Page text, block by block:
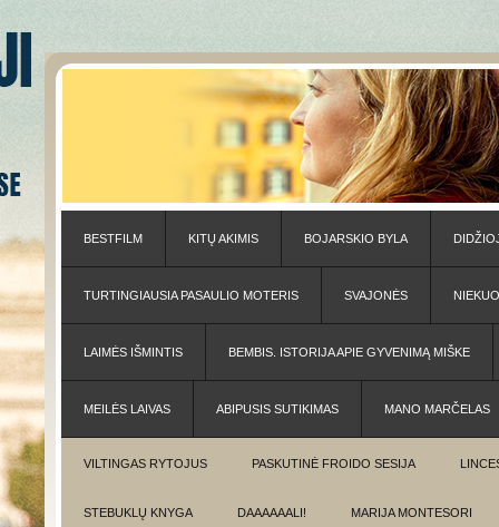
BESTFILM KITŲ AKIMIS BOJARSKIO BYLA
TURTINGIAUSIA PASAULIO MOTERIS SVAJONĖS
LAIMĖS IŠMINTIS BEMBIS. ISTORIJA APIE GYVENIMĄ MIŠKE
MEILĖS LAIVAS ABIPUSIS SUTIKIMAS MANO MARČELAS
VILTINGAS RYTOJUS PASKUTINĖ FROIDO SESIJA
STEBUKLŲ KNYGA DAAAAAALI! MARIJA MONTESORI